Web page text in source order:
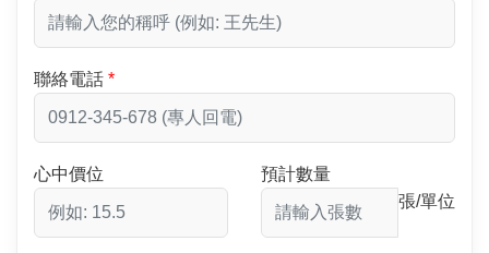
聯絡電話
心中價位
預計數量
張/單位